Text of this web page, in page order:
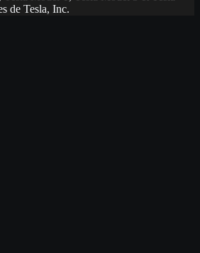
de Tesla, Inc.